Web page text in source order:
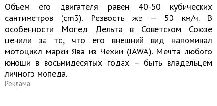
Объем его двигателя равен 40-50 кубических
сантиметров (cm3). Резвость же — 50 км/ч. В
особенности Мопед Дельта в Советском Союзе
ценили за то, что его внешний вид напоминал
мотоцикл марки Ява из Чехии (JAWA). Мечта любого
юноши в восьмидесятых годах – быть владельцем
личного мопеда.
Реклама